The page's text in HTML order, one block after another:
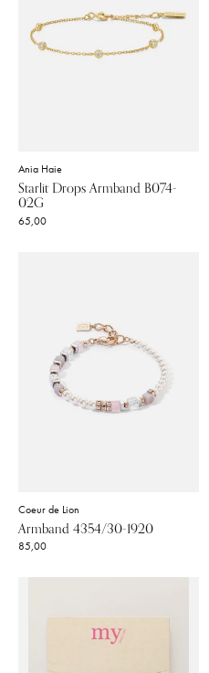
Ania Haie
Starlit Drops Armband B074-
02G
65,00
Coeur de Lion
Armband 4354/30-1920
85,00